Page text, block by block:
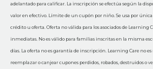
adelantado para calificar. La inscripción se efectúa según la
valor en efectivo. Límite de un cupón por niño. Se usa por única
crédito u oferta. Oferta no válida para los asociados de Learning
inmediatas. No es válido para familias inscritas en la misma
días. La oferta no es garantía de inscripción. Learning Care no
reemplazar o canjear cupones perdidos, robados, destruidos o